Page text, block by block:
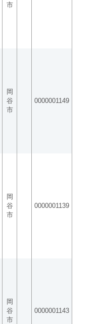
市
岡
谷
市
0000001149
岡
谷
市
0000001139
岡
谷
市
0000001143